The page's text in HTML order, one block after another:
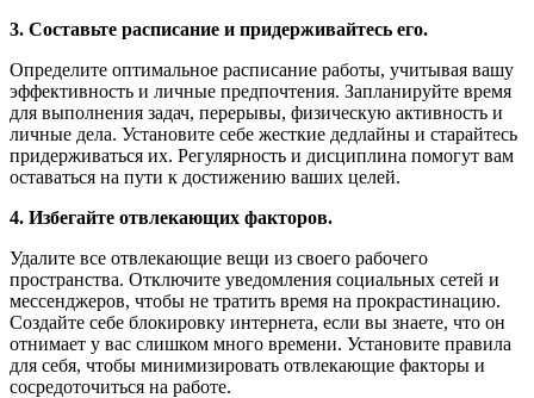
3. Составьте расписание и придерживайтесь его.
Определите оптимальное расписание работы, учитывая вашу
эффективность и личные предпочтения. Запланируйте время
для выполнения задач, перерывы, физическую активность и
личные дела. Установите себе жесткие дедлайны и старайтесь
придерживаться их. Регулярность и дисциплина помогут вам
оставаться на пути к достижению ваших целей.
4. Избегайте отвлекающих факторов.
Удалите все отвлекающие вещи из своего рабочего
пространства. Отключите уведомления социальных сетей и
мессенджеров, чтобы не тратить время на прокрастинацию.
Создайте себе блокировку интернета, если вы знаете, что он
отнимает у вас слишком много времени. Установите правила
для себя, чтобы минимизировать отвлекающие факторы и
сосредоточиться на работе.